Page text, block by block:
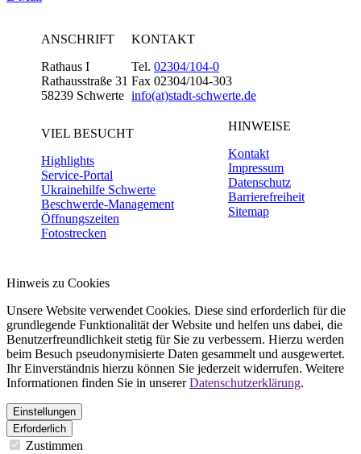
ANSCHRIFT
Rathaus I
Rathausstraße 31
58239 Schwerte
KONTAKT
Tel. 02304/104-0
Fax 02304/104-303
info(at)stadt-schwerte.de
VIEL BESUCHT
Highlights
Service-Portal
Ukrainehilfe Schwerte
Beschwerde-Management
Öffnungszeiten
Fotostrecken
HINWEISE
Kontakt
Impressum
Datenschutz
Barrierefreiheit
Sitemap
Hinweis zu Cookies
Unsere Website verwendet Cookies. Diese sind erforderlich für die
grundlegende Funktionalität der Website und helfen uns dabei, die
Benutzerfreundlichkeit stetig für Sie zu verbessern. Hierzu werden
beim Besuch pseudonymisierte Daten gesammelt und ausgewertet.
Ihr Einverständnis hierzu können Sie jederzeit widerrufen. Weitere
Informationen finden Sie in unsererDatenschutzerklärung.
Einstellungen
Erforderlich
Zustimmen